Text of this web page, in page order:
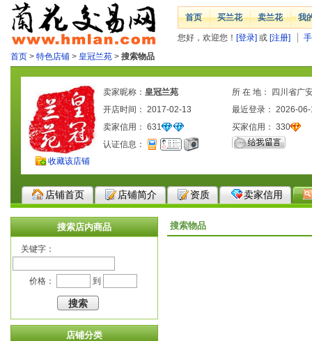
首页 买兰花 卖兰花 我
您好，欢迎您！ [登录] 或 [注册]
首页 > 特色店铺 > 皇冠兰苑 > 搜索物品
收藏该店铺
卖家昵称： 皇冠兰苑
所 在 地： 四川省广
开店时间： 2017-02-13
最近登录： 2026-
卖家信用： 631 买家信用： 330
认证信息：
店铺首页 店铺简介 资质 卖家信用
搜索店内商品
关键字：
价格： 到
店铺分类
搜索物品